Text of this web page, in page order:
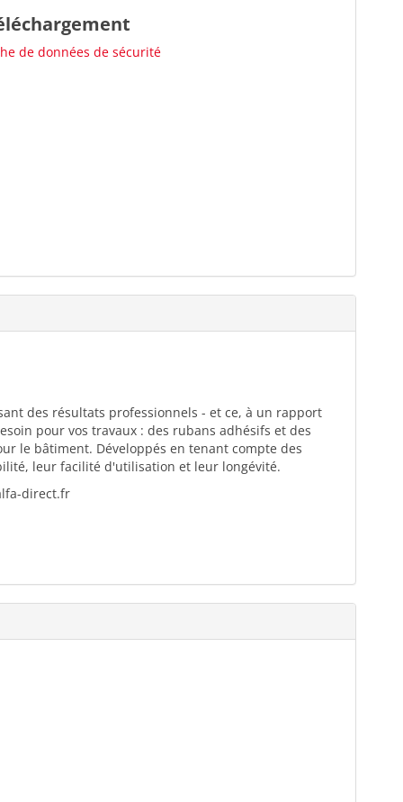
de données de sécurité
des résultats professionnels - et ce, à un rapport
pour vos travaux : des rubans adhésifs et des
le bâtiment. Développés en tenant compte des
leur facilité d'utilisation et leur longévité.
direct.fr